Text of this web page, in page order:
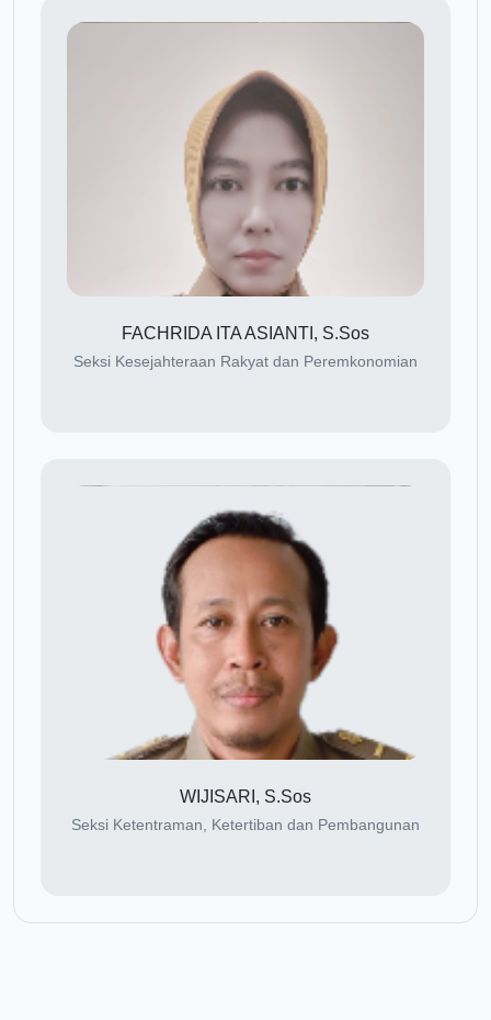
FACHRIDA ITA ASIANTI, S.Sos
Seksi Kesejahteraan Rakyat dan Peremkonomian
WIJISARI, S.Sos
Seksi Ketentraman, Ketertiban dan Pembangunan